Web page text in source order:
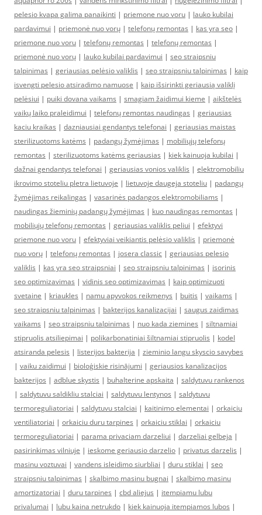
pelesio kvapa galima panaikinti | priemone nuo voru | lauko kubilai
pardavimui | priemonė nuo vorų | telefonų remontas | kas yra seo |
priemone nuo voru | telefonų remontas | telefonų remontas |
priemonė nuo vorų | lauko kubilai pardavimui | seo straipsniu
talpinimas | geriausias pelėsio valiklis | seo straipsniu talpinimas | kaip
isvengti pelesio atsiradimo namuose | kaip išsirinkti geriausią valiklį
pelėsiui | puiki dovana vaikams | smagiam žaidimui kieme | aikštelės
vaikų laiko praleidimui | telefonų remontas naudingas | geriausias
kaciu kraikas | dazniausiai gendantys telefonai | geriausias maistas
sterilizuotoms katėms | padangų žymėjimas | mobiliųjų telefonų
remontas | sterilizuotoms katėms geriausias | kiek kainuoja kubilai |
dažnai gendantys telefonai | geriausias vonios valiklis | elektromobiliu
ikrovimo stoteliu pletra lietuvoje | lietuvoje daugeja stoteliu | padangų
žymėjimas reikalingas | vasarinės padangos elektromobiliams |
naudingas žieminių padangų žymėjimas | kuo naudingas remontas |
mobiliųjų telefonų remontas | geriausias valiklis peliui | efektyvi
priemone nuo voru | efektyviai veikiantis pelėsio valiklis | priemonė
nuo vorų | telefonų remontas | josera classic | geriausias pelesio
valiklis | kas yra seo straipsniai | seo straipsniu talpinimas | isorinis
seo optimizavimas | vidinis seo optimizavimas | kaip optimizuoti
svetaine | kriaukles | namu apyvokos reikmenys | buitis | vaikams |
seo straipsniu talpinimas | bakterijos kanalizacijai | saugus zaidimas
vaikams | seo straipsniu talpinimas | nuo kada ziemines | siltnamiai
stipruolis atsiliepimai | polikarbonatiniai šiltnamiai stipruolis | kodel
atsiranda pelesis | listerijos bakterija | zieminio langu skyscio savybes
| vaiku zaidimui | bioloģiskie risinājumi | geriausios kanalizacijos
bakterijos | adblue skystis | buhalterine apskaita | saldytuvu rankenos
| saldytuvu saldikliu stalciai | saldytuvu lentynos | saldytuvu
termoreguliatoriai | saldytuvu stalciai | kaitinimo elementai | orkaiciu
ventiliatoriai | orkaiciu duru tarpines | orkaiciu stiklai | orkaiciu
termoreguliatoriai | parama privaciam darzeliui | darzeliai gelbeja |
pasirinkimas vilniuje | ieskome geriausio darzelio | privatus darzelis |
masinu voztuvai | vandens isleidimo siurbliai | duru stiklai | seo
straipsniu talpinimas | skalbimo masinu bugnai | skalbimo masinu
amortizatoriai | duru tarpines | cbd aliejus | itempiamu lubu
privalumai | lubu kaina netrukdo | kiek kainuoja itempiamos lubos |